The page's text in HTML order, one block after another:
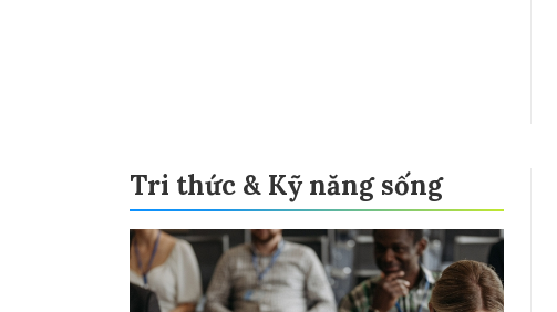
Tri thức & Kỹ năng sống